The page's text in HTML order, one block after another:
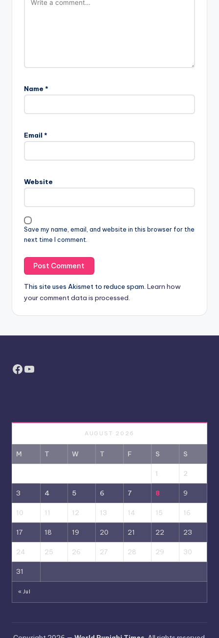
Name *
Email *
Website
Save my name, email, and website in this browser for the
next time I comment.
This site uses Akismet to reduce spam. Learn how
your comment data is processed.
Facebook
YouTube
AUGUST 2026
M T W T F S S
1 2
3 4 5 6 7 8 9
10 11 12 13 14 15 16
17 18 19 20 21 22 23
24 25 26 27 28 29 30
31
« Jul